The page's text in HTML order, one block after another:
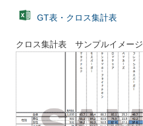
GT表・クロス集計表
クロス集計表 サンプルイメージ